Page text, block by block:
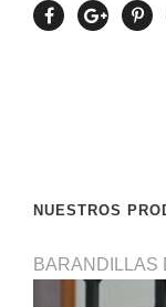
NUESTROS
BARANDILLAS